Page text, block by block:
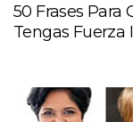
50 Frases Para
Tengas Fuerza